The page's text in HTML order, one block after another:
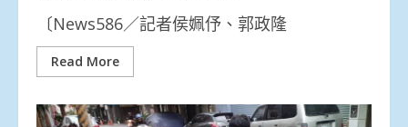
〔News586／記者侯姵伃、郭政隆
Read More